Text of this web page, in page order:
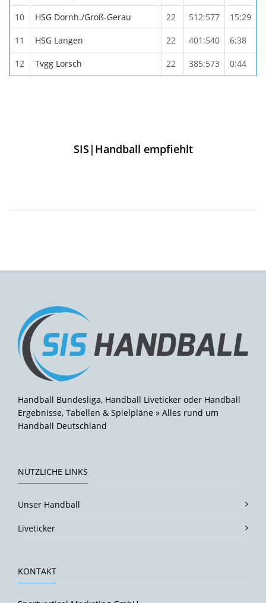
10 HSG Dornh./Groß-Gerau 22 512:577 15:29
11 HSG Langen 22 401:540 6:38
12 Tvgg Lorsch 22 385:573 0:44
SIS|Handball empfiehlt
Handball Bundesliga, Handball Liveticker oder Handball
Ergebnisse, Tabellen & Spielpläne » Alles rund um
Handball Deutschland
NÜTZLICHE LINKS
Unser Handball
Liveticker
KONTAKT